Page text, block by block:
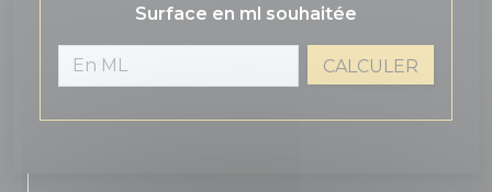
Surface en ml souhaitée
CALCULER